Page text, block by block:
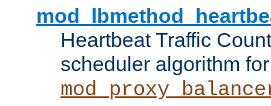
Heartbeat Traffic
scheduler algorithm for